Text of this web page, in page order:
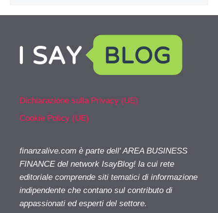
Dichiarazione sulla Privacy (UE)
Cookie Policy (UE)
finanzalive.com è parte dell' AREA BUSINESS
FINANCE del network IsayBlog! la cui rete
editoriale comprende siti tematici di informazione
indipendente che contano sul contributo di
appassionati ed esperti del settore.